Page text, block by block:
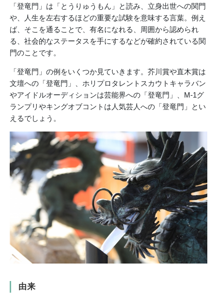
「登竜門」は「とうりゅうもん」と読み、立身出世への関門
や、人生を左右するほどの重要な試験を意味する言葉。例え
ば、そこを通ることで、有名になれる、周囲から認められ
る、社会的なステータスを手にするなどが確約されている関
門のことです。
「登竜門」の例をいくつか見ていきます。芥川賞や直木賞は
文壇への「登竜門」、ホリプロタレントスカウトキャラバン
やアイドルオーディションは芸能界への「登竜門」、M-1グ
ランプリやキングオブコントは人気芸人への「登竜門」とい
えるでしょう。
由来